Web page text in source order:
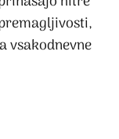
vsakodnevne